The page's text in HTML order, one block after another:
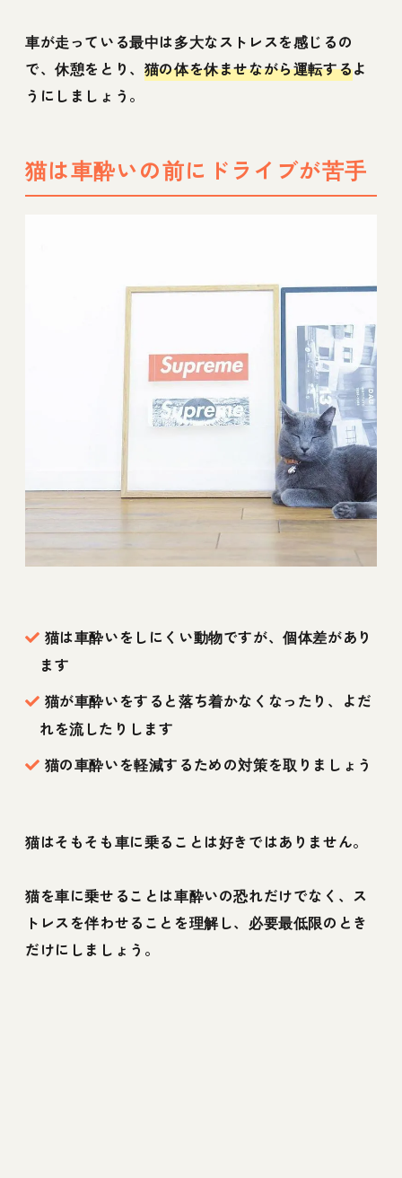
車が走っている最中は多大なストレスを感じるの
で、休憩をとり、 猫の体を休ませながら運転するよ
うにしましょう。
猫は車酔いの前にドライブが苦手
猫は車酔いをしにくい動物ですが、個体差があり
ます
猫が車酔いをすると落ち着かなくなったり、よだ
れを流したりします
猫の車酔いを軽減するための対策を取りましょう
猫はそもそも車に乗ることは好きではありません。
猫を車に乗せることは車酔いの恐れだけでなく、ス
トレスを伴わせることを理解し、必要最低限のとき
だけにしましょう。